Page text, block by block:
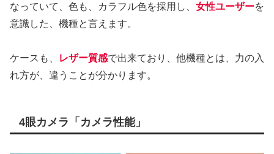
なっていて、色も、カラフル色を採用し、 女性ユーザーを
意識した、機種と言えます。
ケースも、 レザー質感で出来ており、他機種とは、力の入
れ方が、違うことが分かります。
4眼カメラ「カメラ性能」